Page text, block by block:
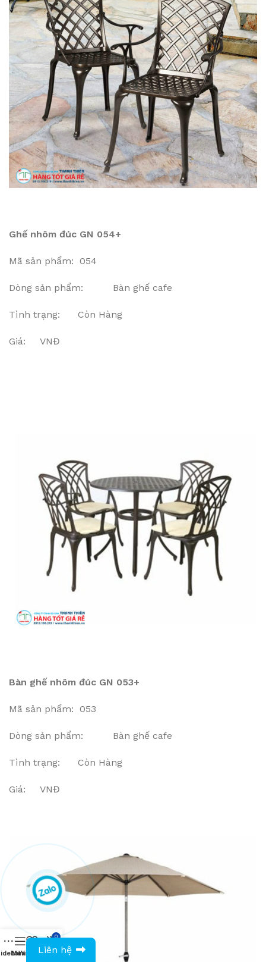
Ghế nhôm đúc GN 054+
Mã sản phẩm: 054
Dòng sản phẩm: Bàn ghế cafe
Tình trạng: Còn Hàng
Giá: VNĐ
Bàn ghế nhôm đúc GN 053+
Mã sản phẩm: 053
Dòng sản phẩm: Bàn ghế cafe
Tình trạng: Còn Hàng
Giá: VNĐ
MenuWishlistCompare
0
Cart
Liên hệ
0943594386